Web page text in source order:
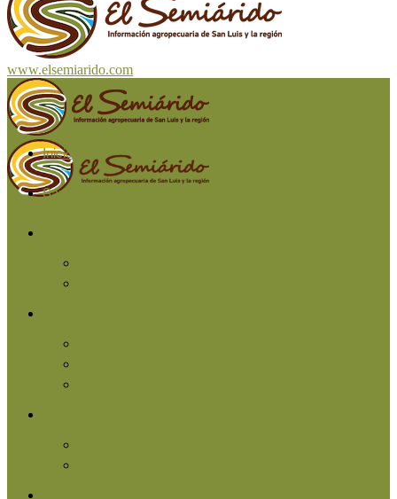
www.elsemiarido.com
Inicio
San Luis